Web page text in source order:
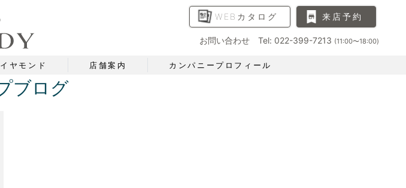
WEBカタログ 来店予約
お問い合わせ Tel: 022-399-7213 (11:00〜18:00)
ヤモンド 店舗案内 カンパニープロフィール
ブログ